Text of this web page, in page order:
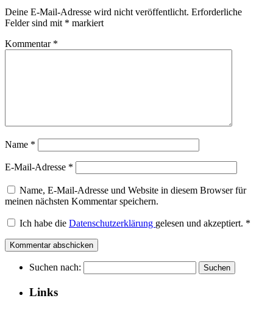
Deine E-Mail-Adresse wird nicht veröffentlicht. Erforderliche
Felder sind mit * markiert
Kommentar *
Name *
E-Mail-Adresse *
Name, E-Mail-Adresse und Website in diesem Browser für
meinen nächsten Kommentar speichern.
Ich habe die Datenschutzerklärung gelesen und akzeptiert. *
Suchen nach:
Links